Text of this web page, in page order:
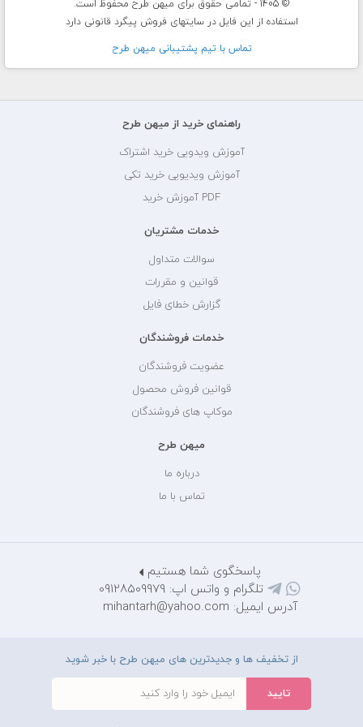
© 1405 - تمامی حقوق برای میهن طرح محفوظ است.
استفاده از این فایل در سایتهای فروش پیگرد قانونی دارد
تماس با تيم پشتيبانی ميهن طرح
راهنمای خرید از میهن طرح
آموزش ویدویی خرید اشتراک
آموزش ویدیویی خرید تکی
PDF آموزش خرید
خدمات مشتریان
سوالات متداول
قوانین و مقررات
گزارش خطای فایل
خدمات فروشندگان
عضویت فروشندگان
قوانین فروش محصول
موکاپ های فروشندگان
میهن طرح
درباره ما
تماس با ما
پاسخگوی شما هستیم
تلگرام و واتس اپ: 09128509979
آدرس ایمیل: mihantarh@yahoo.com
از تخفیف ها و جدیدترین های میهن طرح با خبر شوید